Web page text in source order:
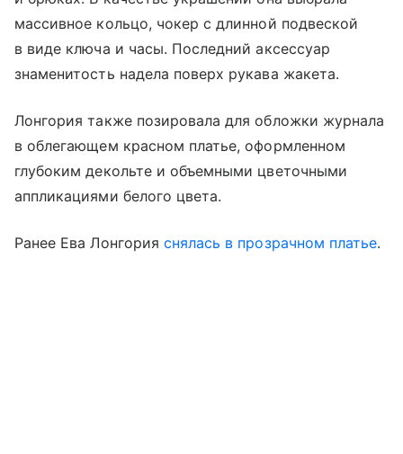
массивное кольцо, чокер с длинной подвеской
в виде ключа и часы. Последний аксессуар
знаменитость надела поверх рукава жакета.
Лонгория также позировала для обложки журнала
в облегающем красном платье, оформленном
глубоким декольте и объемными цветочными
аппликациями белого цвета.
Ранее Ева Лонгория снялась в прозрачном платье.